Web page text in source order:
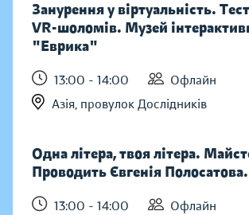
Занурення у віртуальність.
VR-шоломів. Музей
"Еврика"
13:00 - 14:00
Офлайн
Азія, провулок Дослідників
Одна літера, твоя літера.
Проводить Євгенія
13:00 - 14:00
Офлайн